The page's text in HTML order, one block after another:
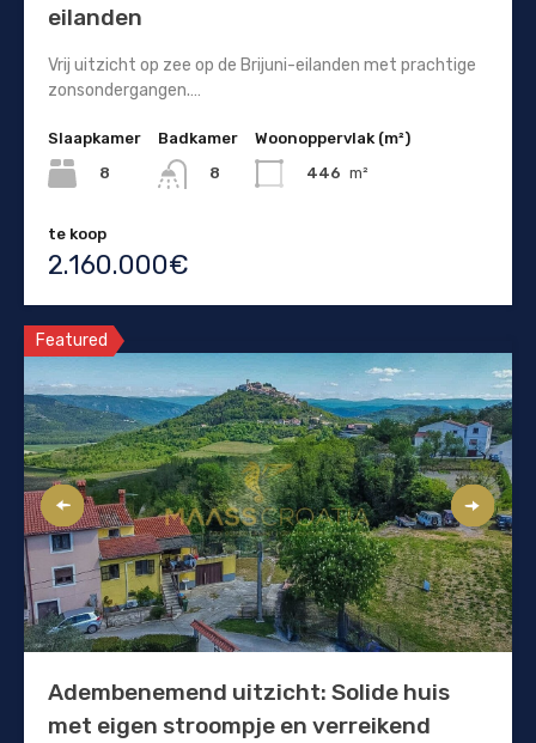
eilanden
Vrij uitzicht op zee op de Brijuni-eilanden met prachtige
zonsondergangen.…
Slaapkamer
8
Badkamer
8
Woonoppervlak (m²)
446 m²
te koop
2.160.000€
Featured
Adembenemend uitzicht: Solide huis
met eigen stroompje en verreikend